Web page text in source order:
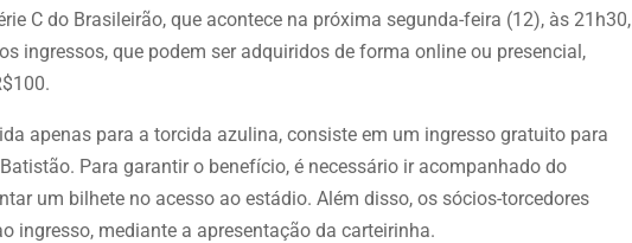
C do Brasileirão, que acontece na próxima segunda-feira (12), às 21h30,
ingressos, que podem ser adquiridos de forma online ou presencial,
apenas para a torcida azulina, consiste em um ingresso gratuito para
Para garantir o benefício, é necessário ir acompanhado do
um bilhete no acesso ao estádio. Além disso, os sócios-torcedores
ingresso, mediante a apresentação da carteirinha.